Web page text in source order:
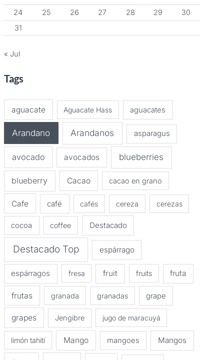
24
25 26 27 28 29
30
31
« Jul
Tags
aguacate Aguacate Hass aguacates
Arandano Arandanos asparagus
avocado avocados blueberries
blueberry Cacao cacao en grano
Cafe café cafés cereza cerezas
cocoa coffee Destacado
Destacado Top espárrago
espárragos fresa fruit fruits fruta
frutas granada granadas grape
grapes Jengibre jugo de maracuyá
limón tahití Mango mangoes Mangos